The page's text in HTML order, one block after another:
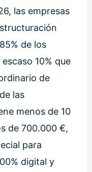
las empresas
de los
10% que
de
las
menos de 10
de 700.000 €,
para
digital y